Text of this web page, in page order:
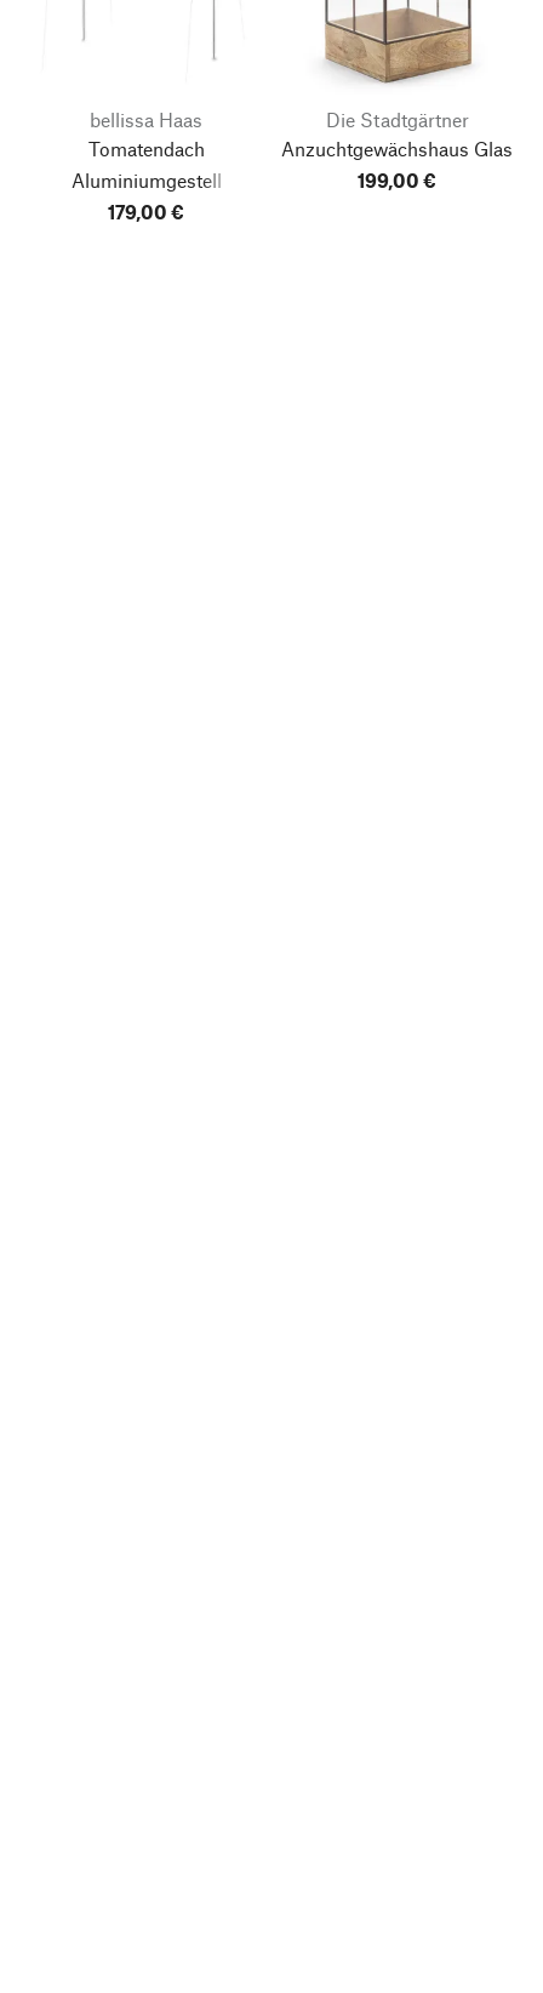
bellissa Haas
Tomatendach
Aluminiumgestell
179,00 €
Die Stadtgärtner
Anzuchtgewächshaus Glas
199,00 €